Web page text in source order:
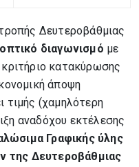
Δευτεροβάθμιας
διαγωνισμό με
κατακύρωσης
άποψη
τιμής (χαμηλότερη
αναδόχου εκτέλεσης
Γραφικής ύλης
της Δευτεροβάθμιας